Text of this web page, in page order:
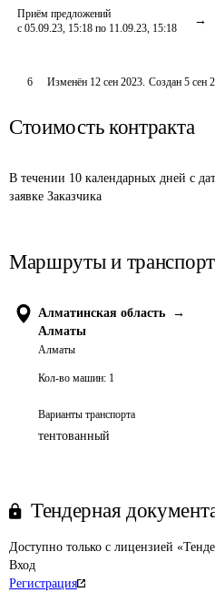
Приём предложений
с 05.09.23, 15:18 по 11.09.23, 15:18
6 Изменён 12 сен 2023. Создан 5 сен
Стоимость контракта
В течении 10 календарных дней с
заявке Заказчика
Маршруты и транспорт
Алматинская область
→
Алматы
Алматы
Кол-во машин: 1
Варианты транспорта
тентованный
Тендерная
Доступно только с лицензией
Вход
Регистрация